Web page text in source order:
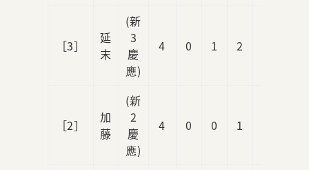
［3］
延
末
(新
3
慶
應)
4 0 1 2
［2］
加
藤
(新
2
慶
應)
4 0 0 1